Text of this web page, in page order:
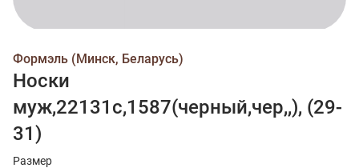
Формэль (Минск, Беларусь)
Носки
муж,22131c,1587(черный,чер,,), (29-
31)
Размер